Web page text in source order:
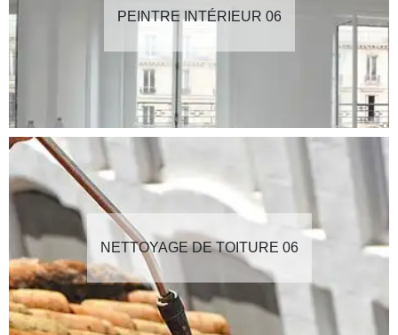
PEINTRE INTÉRIEUR 06
NETTOYAGE DE TOITURE 06